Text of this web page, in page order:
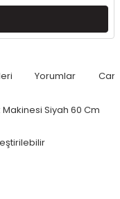
Yorumlar
Makinesi Siyah 60 Cm